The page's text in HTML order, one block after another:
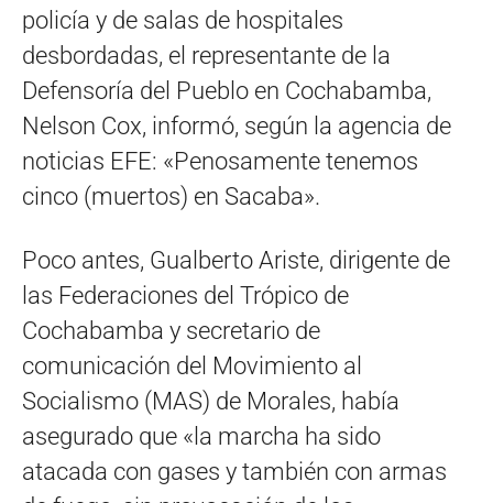
policía y de salas de hospitales
desbordadas, el representante de la
Defensoría del Pueblo en Cochabamba,
Nelson Cox, informó, según la agencia de
noticias EFE: «Penosamente tenemos
cinco (muertos) en Sacaba».
Poco antes, Gualberto Ariste, dirigente de
las Federaciones del Trópico de
Cochabamba y secretario de
comunicación del Movimiento al
Socialismo (MAS) de Morales, había
asegurado que «la marcha ha sido
atacada con gases y también con armas